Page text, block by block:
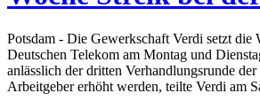
Potsdam - Die Gewerkschaft Verdi setzt die
Deutschen Telekom am Montag und
anlässlich der dritten Verhandlungsrunde
Arbeitgeber erhöht werden, teilte Verdi am